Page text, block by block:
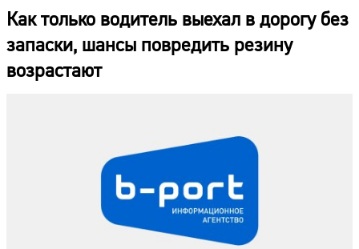
Как только водитель выехал в дорогу без
запаски, шансы повредить резину
возрастают
Курсы валют